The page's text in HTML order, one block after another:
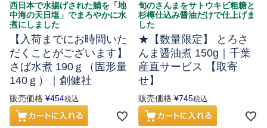
西日本で水揚げされた鯖を「地
中海の天日塩」でまろやかに水
煮にしました
【入荷までにお時間いた
だくことがございます】
さば水煮 190ｇ（固形量
140ｇ）｜創健社
販売価格 ¥454税込
旬のさんまをサトウキビ粗糖と
杉樽仕込み醤油だけで仕上げま
した
★【数量限定】 とろさ
んま醤油煮 150g｜千葉
産直サービス 【取寄
せ】
販売価格 ¥745税込